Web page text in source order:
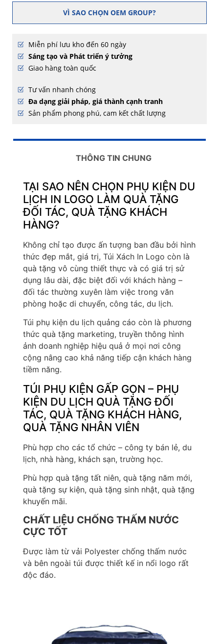
VÌ SAO CHỌN OEM GROUP?
Miễn phí lưu kho đến 60 ngày
Sáng tạo và Phát triển ý tưởng
Giao hàng toàn quốc
Tư vấn nhanh chóng
Đa dạng giải pháp, giá thành cạnh tranh
Sản phẩm phong phú, cam kết chất lượng
THÔNG TIN CHUNG
TẠI SAO NÊN CHỌN PHỤ KIỆN DU
LỊCH IN LOGO LÀM QUÀ TẶNG
ĐỐI TÁC, QUÀ TẶNG KHÁCH
HÀNG?
Không chỉ tạo được ấn tượng ban đầu bởi hình
thức đẹp mắt, giá trị, Túi Xách In Logo còn là
quà tặng vô cùng thiết thực và có giá trị sử
dụng lâu dài, đặc biệt đối với khách hàng –
đối tác thường xuyên làm việc trong văn
phòng hoặc di chuyển, công tác, du lịch.
Túi phụ kiện du lịch quảng cáo còn là phương
thức quà tặng marketing, truyền thông hình
ảnh doanh nghiệp hiệu quả ở mọi nơi công
cộng nâng cao khả năng tiếp cận khách hàng
tiềm năng.
TÚI PHỤ KIỆN GẤP GỌN – PHỤ
KIỆN DU LỊCH QUÀ TẶNG ĐỐI
TÁC, QUÀ TẶNG KHÁCH HÀNG,
QUÀ TẶNG NHÂN VIÊN
Phù hợp cho các tổ chức – công ty bán lẻ, du
lịch, nhà hàng, khách sạn, trường học.
Phù hợp quà tặng tất niên, quà tặng năm mới,
quà tặng sự kiện, quà tặng sinh nhật, quà tặng
khuyến mãi.
CHẤT LIỆU CHỐNG THẤM NƯỚC
CỰC TỐT
Được làm từ vải Polyester chống thấm nước
và bên ngoài túi được thiết kế in nổi logo rất
độc đáo.